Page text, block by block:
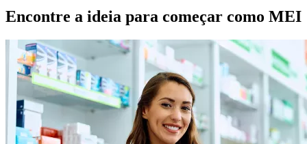
Encontre a ideia para começar como MEI